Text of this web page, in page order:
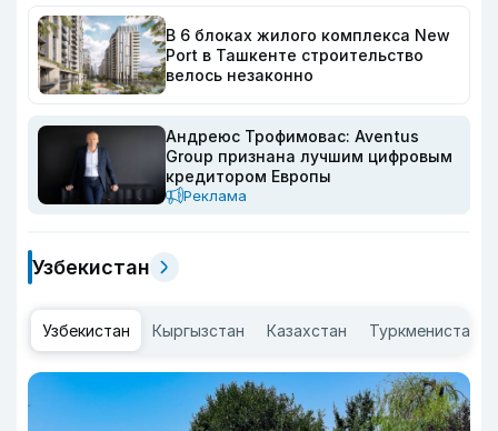
В 6 блоках жилого комплекса New
Port в Ташкенте строительство
велось незаконно
Андреюс Трофимовас: Aventus
Group признана лучшим цифровым
кредитором Европы
Реклама
Узбекистан
Узбекистан Кыргызстан Казахстан Туркменистан